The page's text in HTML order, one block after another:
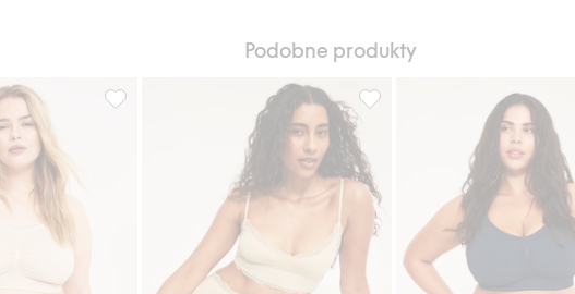
Podobne produkty
modalu, Dodaj do listy ulubione
Bokserki bezszwowe, Dodaj do listy ulubioneMajtki typu bokserki z